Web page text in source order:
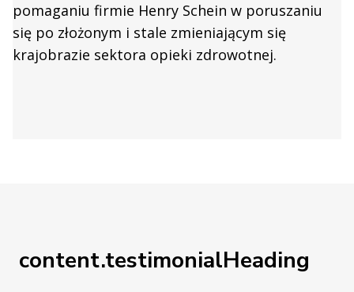
pomaganiu firmie Henry Schein w poruszaniu
się po złożonym i stale zmieniającym się
krajobrazie sektora opieki zdrowotnej.
content.testimonialHeading